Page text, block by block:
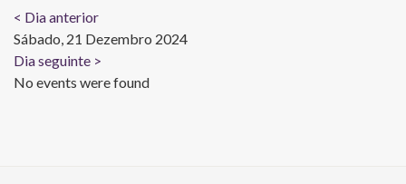
< Dia anterior
Sábado, 21 Dezembro 2024
Dia seguinte >
No events were found